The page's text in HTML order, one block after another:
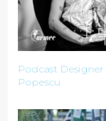
Podcast Designer
Popescu